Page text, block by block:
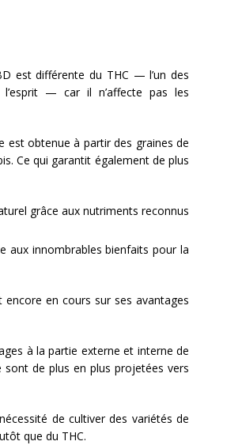
est différente du THC — l’un des
— car il n’affecte pas les
est obtenue à partir des graines de
Ce qui garantit également de plus
grâce aux nutriments reconnus
aux innombrables bienfaits pour la
en cours sur ses avantages
à la partie externe et interne de
sont de plus en plus projetées vers
de cultiver des variétés de
que du THC.